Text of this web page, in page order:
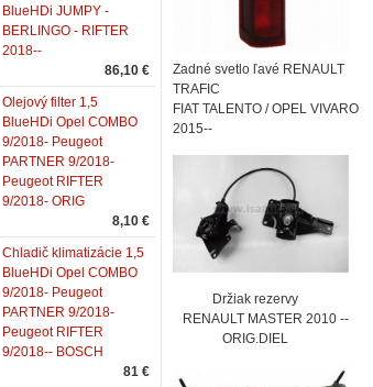
BlueHDi JUMPY -
BERLINGO - RIFTER
2018--
86,10 €
Olejový filter 1,5
BlueHDi Opel COMBO
9/2018- Peugeot
PARTNER 9/2018-
Peugeot RIFTER
9/2018- ORIG
8,10 €
Chladič klimatizácie 1,5
BlueHDi Opel COMBO
9/2018- Peugeot
PARTNER 9/2018-
Peugeot RIFTER
9/2018-- BOSCH
81 €
Zadné svetlo ľavé RENAULT
TRAFIC
FIAT TALENTO / OPEL VIVARO
2015--
Držiak rezervy
RENAULT MASTER 2010 --
ORIG.DIEL